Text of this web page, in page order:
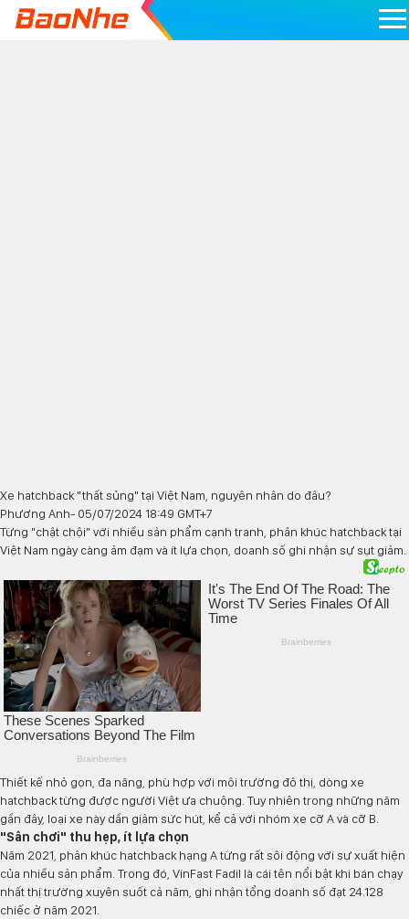
Xe hatchback "thất sủng" tại Việt Nam, nguyên nhân do đâu?
Phương Anh- 05/07/2024 18:49 GMT+7
Từng "chật chội" với nhiều sản phẩm cạnh tranh, phân khúc hatchback tại
Việt Nam ngày càng ảm đạm và ít lựa chọn, doanh số ghi nhận sự sụt giảm.
Thiết kế nhỏ gọn, đa năng, phù hợp với môi trường đô thị, dòng xe
hatchback từng được người Việt ưa chuộng. Tuy nhiên trong những năm
gần đây, loại xe này dần giảm sức hút, kể cả với nhóm xe cỡ A và cỡ B.
"Sân chơi" thu hẹp, ít lựa chọn
Năm 2021, phân khúc hatchback hạng A từng rất sôi động với sự xuất hiện
của nhiều sản phẩm. Trong đó, VinFast Fadil là cái tên nổi bật khi bán chạy
nhất thị trường xuyên suốt cả năm, ghi nhận tổng doanh số đạt 24.128
chiếc ở năm 2021.